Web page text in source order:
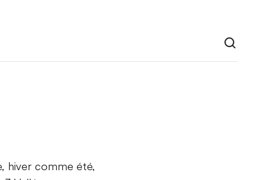
hiver comme été,